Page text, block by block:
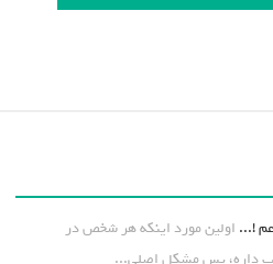
!... اولین مورد اینکه هر شخص در